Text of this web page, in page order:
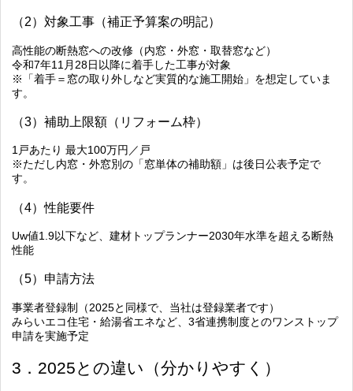
（2）対象工事（補正予算案の明記）
高性能の断熱窓への改修（内窓・外窓・取替窓など）
令和7年11月28日以降に着手した工事が対象
※「着手＝窓の取り外しなど実質的な施工開始」を想定していま
す。
（3）補助上限額（リフォーム枠）
1戸あたり 最大100万円／戸
※ただし内窓・外窓別の「窓単体の補助額」は後日公表予定で
す。
（4）性能要件
Uw値1.9以下など、建材トップランナー2030年水準を超える断熱
性能
（5）申請方法
事業者登録制（2025と同様で、当社は登録業者です）
みらいエコ住宅・給湯省エネなど、3省連携制度とのワンストップ
申請を実施予定
3．2025との違い（分かりやすく）